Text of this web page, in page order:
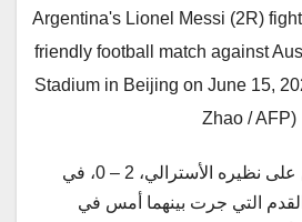
Argentina's Lionel Messi (2R)
friendly football match against
Stadium in Beijing on June 15,
Zhao / AFP)
فاز منتخب الأرجنتين على نظيره الأسترالي، 2 – 0، في
القدم التي جرت بينهما أمس في